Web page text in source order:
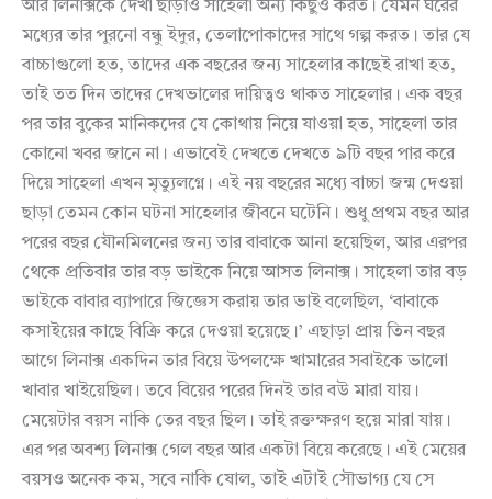
আর লিনাক্সকে দেখা ছাড়াও সাহেলা অন্য কিছুও করত। যেমন ঘরের
মধ্যের তার পুরনো বন্ধু ইদুর, তেলাপোকাদের সাথে গল্প করত। তার যে
বাচ্চাগুলো হত, তাদের এক বছরের জন্য সাহেলার কাছেই রাখা হত,
তাই তত দিন তাদের দেখভালের দায়িত্বও থাকত সাহেলার। এক বছর
পর তার বুকের মানিকদের যে কোথায় নিয়ে যাওয়া হত, সাহেলা তার
কোনো খবর জানে না। এভাবেই দেখতে দেখতে ৯টি বছর পার করে
দিয়ে সাহেলা এখন মৃত্যুলগ্নে। এই নয় বছরের মধ্যে বাচ্চা জন্ম দেওয়া
ছাড়া তেমন কোন ঘটনা সাহেলার জীবনে ঘটেনি। শুধু প্রথম বছর আর
পরের বছর যৌনমিলনের জন্য তার বাবাকে আনা হয়েছিল, আর এরপর
থেকে প্রতিবার তার বড় ভাইকে নিয়ে আসত লিনাক্স। সাহেলা তার বড়
ভাইকে বাবার ব্যাপারে জিজ্ঞেস করায় তার ভাই বলেছিল, ‘বাবাকে
কসাইয়ের কাছে বিক্রি করে দেওয়া হয়েছে।’ এছাড়া প্রায় তিন বছর
আগে লিনাক্স একদিন তার বিয়ে উপলক্ষে খামারের সবাইকে ভালো
খাবার খাইয়েছিল। তবে বিয়ের পরের দিনই তার বউ মারা যায়।
মেয়েটার বয়স নাকি তের বছর ছিল। তাই রক্তক্ষরণ হয়ে মারা যায়।
এর পর অবশ্য লিনাক্স গেল বছর আর একটা বিয়ে করেছে। এই মেয়ের
বয়সও অনেক কম, সবে নাকি ষোল, তাই এটাই সৌভাগ্য যে সে